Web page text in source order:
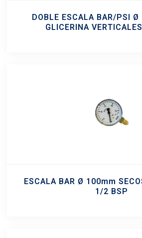
DOBLE ESCALA BAR/PSI
GLICERINA
ESCALA BAR Ø 100mm
1/2 BSP